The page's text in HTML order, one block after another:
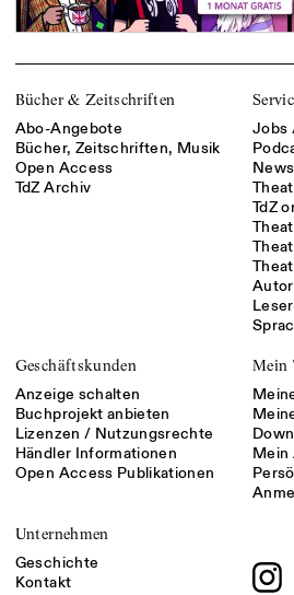
Bücher & Zeitschriften
Abo-Angebote
Bücher, Zeitschriften, Musik
Open Access
TdZ Archiv
Jobs
TdZ
Geschäftskunden
Anzeige schalten
Buchprojekt anbieten
Lizenzen / Nutzungsrechte
Händler Informationen
Open Access Publikationen
Mein
Mein
Unternehmen
Geschichte
Kontakt